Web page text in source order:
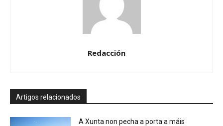
Redacción
Artigos relacionados
A Xunta non pecha a porta a máis